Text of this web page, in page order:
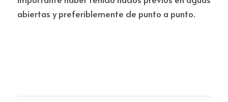
abiertas y preferiblemente de punto a punto.